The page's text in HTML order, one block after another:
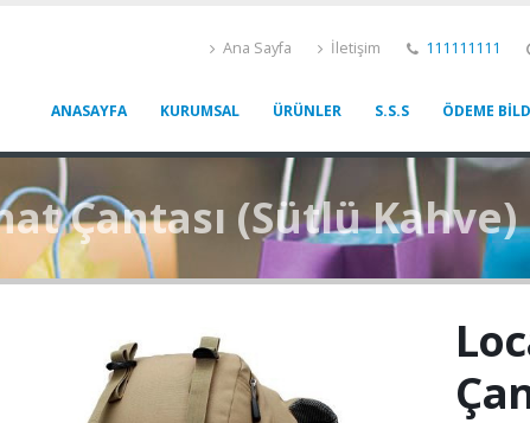
Ana Sayfa İletişim 111111111
ANASAYFA KURUMSAL ÜRÜNLER S.S.S ÖDEME
Çantası (Sütlü Kahve)